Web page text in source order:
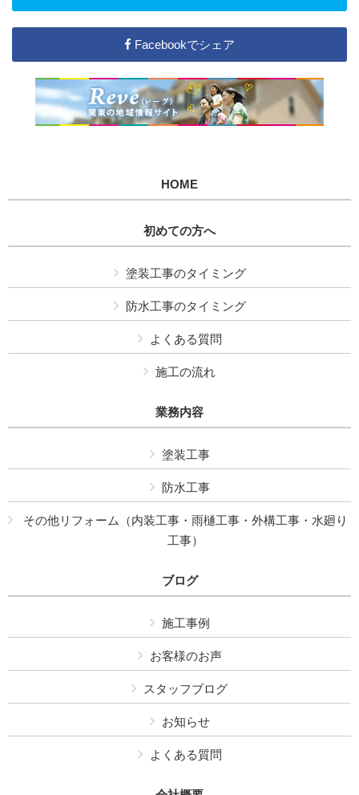
Facebookでシェア
HOME
初めての方へ
塗装工事のタイミング
防水工事のタイミング
よくある質問
施工の流れ
業務内容
塗装工事
防水工事
その他リフォーム（内装工事・雨樋工事・外構工事・水廻り
工事）
ブログ
施工事例
お客様のお声
スタッフブログ
お知らせ
よくある質問